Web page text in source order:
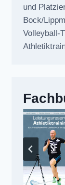
und
Bock/
Volleyball-